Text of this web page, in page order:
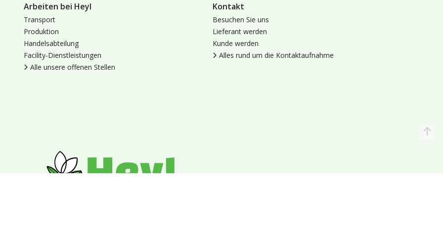
Arbeiten bei Heyl
Transport
Produktion
Handelsabteilung
Facility-Dienstleistungen
Alle unsere offenen Stellen
Kontakt
Besuchen Sie uns
Lieferant werden
Kunde werden
Alles rund um die Kontaktaufnahme